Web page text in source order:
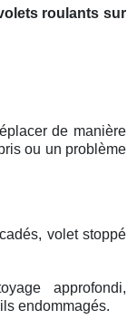
roulants sur
de manière
ou un problème
volet stoppé
approfondi,
endommagés.